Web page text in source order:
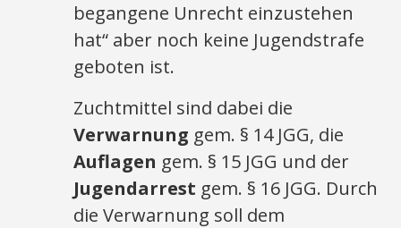
begangene Unrecht einzustehen
hat“ aber noch keine Jugendstrafe
geboten ist.
Zuchtmittel sind dabei die
Verwarnung gem. § 14 JGG, die
Auflagen gem. § 15 JGG und der
Jugendarrest gem. § 16 JGG. Durch
die Verwarnung soll dem